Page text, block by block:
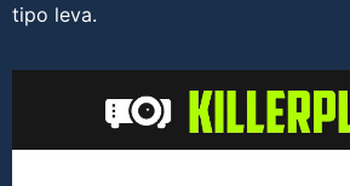
tipo leva.